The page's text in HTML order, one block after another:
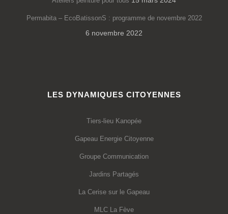
Permabita – EcoBatissonS : programme de novembre 2022
6 novembre 2022
LES DYNAMIQUES CITOYENNES
Tiers-lieu Kanopée
Gapeau Energie Citoyenne
Groupe Communication
Jardins Partagés
La Cerise sur le Gapeau
MLC La Fève